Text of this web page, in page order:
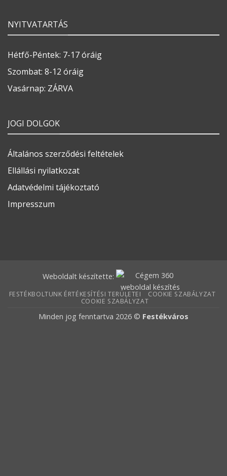
NYITVATARTÁS
Hétfő-Péntek: 7-17 óráig
Szombat: 8-12 óráig
Vasárnap: ZÁRVA
JOGI DOLGOK
Általános szerződési feltételek
Ellállási nyilatkozat
Adatvédelmi tájékoztató
Impresszum
Weboldalt készítette:
FESTÉKBOLTUNK ÉRTÉKESÍTÉSI TERÜLETEI
COOKIE SZABÁLYZAT
COOKIE SZABÁLYZAT
Minden jog fenntartva 2026 © Festékváros